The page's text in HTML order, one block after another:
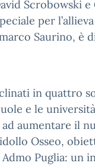
Scrobowski
per
Saurino, è
in quattro
e le
aumentare il
Osseo,
Puglia: un